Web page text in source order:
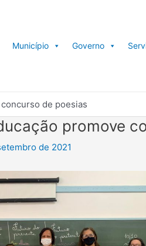
Município Governo
de poesias
promove
de 2021